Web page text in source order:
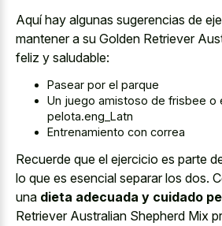
Aquí hay algunas sugerencias de
mantener a su Golden Retriever
feliz y saludable:
Pasear por el parque
Un juego amistoso de frisbee o
pelota.eng_Latn
Entrenamiento con correa
Recuerde que el ejercicio es parte
lo que es esencial separar los dos.
una dieta adecuada y cuidado
Retriever Australian Shepherd Mix